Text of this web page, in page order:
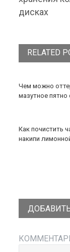
дисках
RELATED
Чем можно
мазутное пятно
Как почистить
накипи